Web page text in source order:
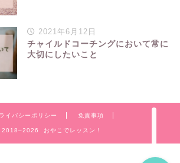
2021年6月12日
チャイルドコーチングにおいて常に
大切にしたいこと
イバシーポリシー 免責事項
2018–2026 おやこでレッスン！
プログラミング
ママの学びなおし